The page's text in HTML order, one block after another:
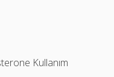
Kullanım